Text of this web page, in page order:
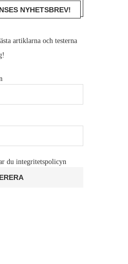
NYHETSBREV!
artiklarna och testerna
du integritetspolicyn